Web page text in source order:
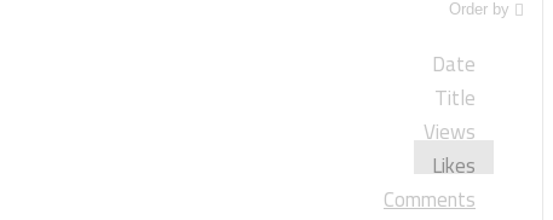
Order by
Date
Title
Views
Likes
Comments